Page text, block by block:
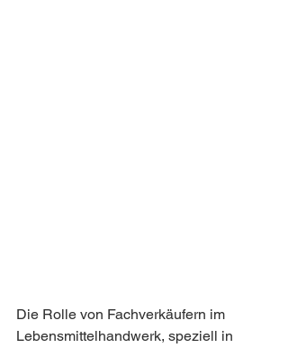
Die Rolle von Fachverkäufern im
Lebensmittelhandwerk, speziell in